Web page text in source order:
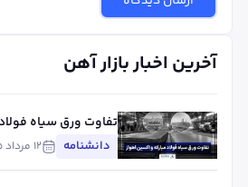
آخرین اخبار بازار آهن
تفاوت ورق سیاه
اهواز؛ مقایسه
دانشنامه ۱۲ مرداد ۱۴۰۵